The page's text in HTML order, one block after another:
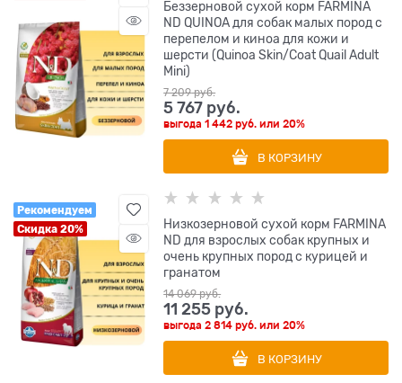
Беззерновой cухой корм FARMINA
ND QUINOA для собак малых пород с
перепелом и киноа для кожи и
шерсти (Quinoa Skin/Coat Quail Adult
Mini)
7 209 руб.
5 767 руб.
выгода1 442 руб. или20%
В КОРЗИНУ
Рекомендуем
Скидка 20%
Низкозерновой cухой корм FARMINA
ND для взрослых собак крупных и
очень крупных пород с курицей и
гранатом
14 069 руб.
11 255 руб.
выгода2 814 руб. или20%
В КОРЗИНУ